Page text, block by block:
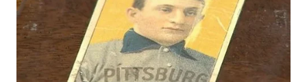
WAHANA
DESA
WISATA